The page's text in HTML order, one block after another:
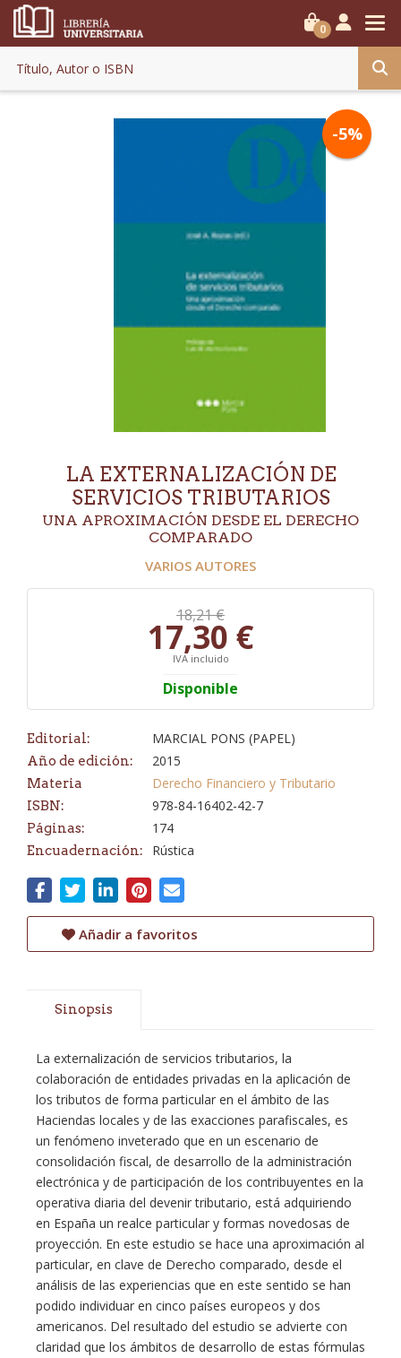
0
-5%
LA EXTERNALIZACIÓN DE
SERVICIOS TRIBUTARIOS
UNA APROXIMACIÓN DESDE EL DERECHO
COMPARADO
VARIOS AUTORES
18,21 €
17,30 €
IVA incluido
Disponible
Editorial: MARCIAL PONS (PAPEL)
Año de edición: 2015
Materia Derecho Financiero y Tributario
ISBN: 978-84-16402-42-7
Páginas: 174
Encuadernación: Rústica
Añadir a favoritos
Sinopsis
La externalización de servicios tributarios, la
colaboración de entidades privadas en la aplicación de
los tributos de forma particular en el ámbito de las
Haciendas locales y de las exacciones parafiscales, es
un fenómeno inveterado que en un escenario de
consolidación fiscal, de desarrollo de la administración
electrónica y de participación de los contribuyentes en la
operativa diaria del devenir tributario, está adquiriendo
en España un realce particular y formas novedosas de
proyección. En este estudio se hace una aproximación al
particular, en clave de Derecho comparado, desde el
análisis de las experiencias que en este sentido se han
podido individuar en cinco países europeos y dos
americanos. Del resultado del estudio se advierte con
claridad que los ámbitos de desarrollo de estas fórmulas